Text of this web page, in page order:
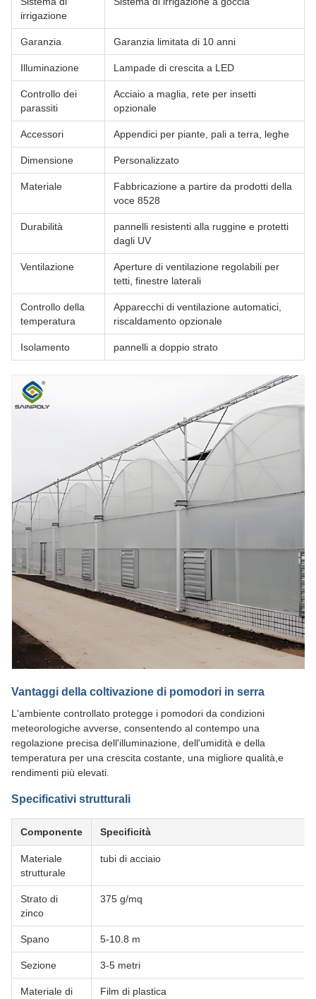
irrigazione
Garanzia Garanzia limitata di 10 anni
Illuminazione Lampade di crescita a LED
Controllo dei
parassiti
Acciaio a maglia, rete per insetti
opzionale
Accessori Appendici per piante, pali a terra, leghe
Dimensione Personalizzato
Materiale
Fabbricazione a partire da prodotti della
voce 8528
Durabilità
pannelli resistenti alla ruggine e protetti
dagli UV
Ventilazione
Aperture di ventilazione regolabili per
tetti, finestre laterali
Controllo della
temperatura
Apparecchi di ventilazione automatici,
riscaldamento opzionale
Isolamento pannelli a doppio strato
Vantaggi della coltivazione di pomodori in serra
L'ambiente controllato protegge i pomodori da condizioni
meteorologiche avverse, consentendo al contempo una
regolazione precisa dell'illuminazione, dell'umidità e della
temperatura per una crescita costante, una migliore qualità,e
rendimenti più elevati.
Specificativi strutturali
Componente Specificità
Materiale
strutturale
tubi di acciaio
Strato di
zinco
375 g/mq
Spano 5-10.8 m
Sezione 3-5 metri
Materiale di
Film di plastica